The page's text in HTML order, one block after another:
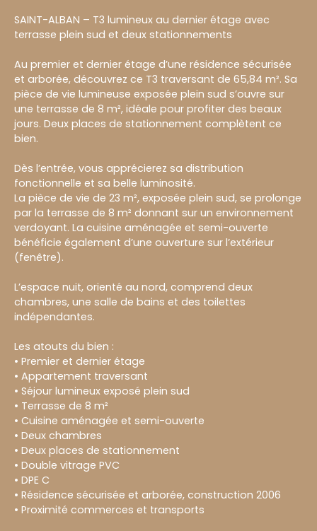
SAINT-ALBAN – T3 lumineux au dernier étage avec
terrasse plein sud et deux stationnements
Au premier et dernier étage d’une résidence sécurisée
et arborée, découvrez ce T3 traversant de 65,84 m². Sa
pièce de vie lumineuse exposée plein sud s’ouvre sur
une terrasse de 8 m², idéale pour profiter des beaux
jours. Deux places de stationnement complètent ce
bien.
Dès l’entrée, vous apprécierez sa distribution
fonctionnelle et sa belle luminosité.
La pièce de vie de 23 m², exposée plein sud, se prolonge
par la terrasse de 8 m² donnant sur un environnement
verdoyant. La cuisine aménagée et semi-ouverte
bénéficie également d’une ouverture sur l’extérieur
(fenêtre).
L’espace nuit, orienté au nord, comprend deux
chambres, une salle de bains et des toilettes
indépendantes.
Les atouts du bien :
• Premier et dernier étage
• Appartement traversant
• Séjour lumineux exposé plein sud
• Terrasse de 8 m²
• Cuisine aménagée et semi-ouverte
• Deux chambres
• Deux places de stationnement
• Double vitrage PVC
• DPE C
• Résidence sécurisée et arborée, construction 2006
• Proximité commerces et transports